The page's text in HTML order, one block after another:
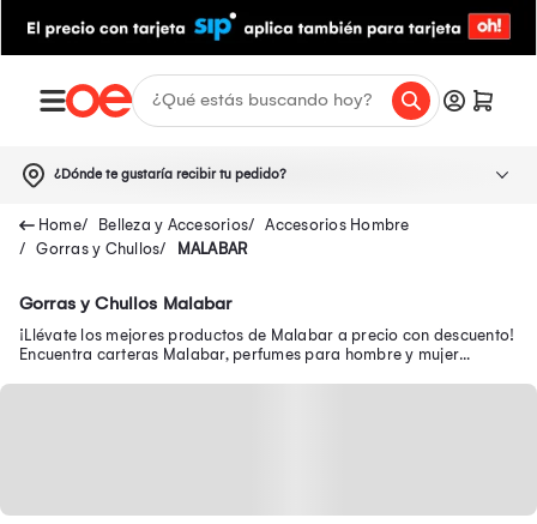
¿Dónde te gustaría recibir tu pedido?
Belleza y Accesorios
Accesorios Hombre
Gorras y Chullos
MALABAR
Gorras y Chullos Malabar
¡Llévate los mejores productos de Malabar a precio con descuento!
Encuentra carteras Malabar, perfumes para hombre y mujer